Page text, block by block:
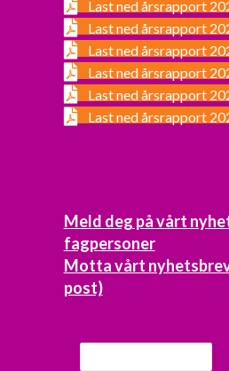
Last ned årsrapport
Last ned årsrapport
Last ned årsrapport
Last ned årsrapport
Last ned årsrapport
Last ned årsrapport
Meld deg på vårt
fagpersoner
Motta vårt
post)